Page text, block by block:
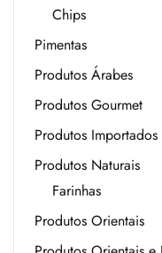
Chips
Pimentas
Produtos Árabes
Produtos Gourmet
Produtos Importados
Produtos Naturais
Farinhas
Produtos Orientais